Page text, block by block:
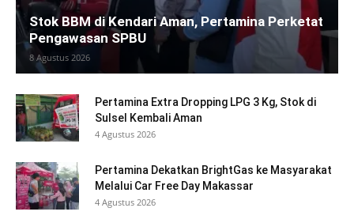
Stok BBM di Kendari Aman, Pertamina Perketat
Pengawasan SPBU
8 Agustus 2026
Pertamina Extra Dropping LPG 3 Kg, Stok di
Sulsel Kembali Aman
4 Agustus 2026
Pertamina Dekatkan BrightGas ke Masyarakat
Melalui Car Free Day Makassar
4 Agustus 2026